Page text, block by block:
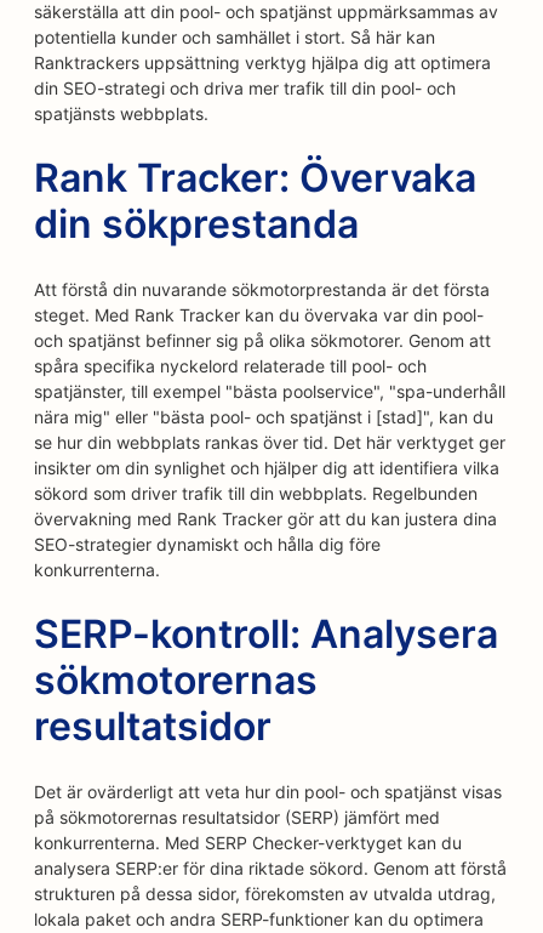
säkerställa att din pool- och spatjänst uppmärksammas av
potentiella kunder och samhället i stort. Så här kan
Ranktrackers uppsättning verktyg hjälpa dig att optimera
din SEO-strategi och driva mer trafik till din pool- och
spatjänsts webbplats.
Rank Tracker: Övervaka
din sökprestanda
Att förstå din nuvarande sökmotorprestanda är det första
steget. Med Rank Tracker kan du övervaka var din pool-
och spatjänst befinner sig på olika sökmotorer. Genom att
spåra specifika nyckelord relaterade till pool- och
spatjänster, till exempel "bästa poolservice", "spa-underhåll
nära mig" eller "bästa pool- och spatjänst i [stad]", kan du
se hur din webbplats rankas över tid. Det här verktyget ger
insikter om din synlighet och hjälper dig att identifiera vilka
sökord som driver trafik till din webbplats. Regelbunden
övervakning med Rank Tracker gör att du kan justera dina
SEO-strategier dynamiskt och hålla dig före
konkurrenterna.
SERP-kontroll: Analysera
sökmotorernas
resultatsidor
Det är ovärderligt att veta hur din pool- och spatjänst visas
på sökmotorernas resultatsidor (SERP) jämfört med
konkurrenterna. Med SERP Checker-verktyget kan du
analysera SERP:er för dina riktade sökord. Genom att förstå
strukturen på dessa sidor, förekomsten av utvalda utdrag,
lokala paket och andra SERP-funktioner kan du optimera